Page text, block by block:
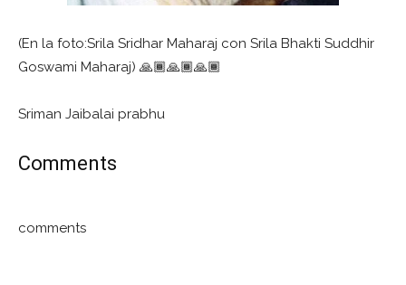
(En la foto:Srila Sridhar Maharaj con Srila Bhakti Suddhir
Goswami Maharaj) 🙏🏾🙏🏾🙏🏾
Sriman Jaibalai prabhu
Comments
comments